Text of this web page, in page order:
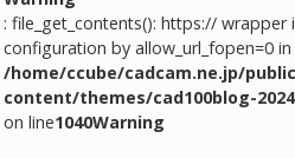
: file_get_contents(): https:// wrapper
configuration by allow_url_fopen=0 in
/home/ccube/cadcam.ne.jp/
content/themes/cad100blog-
on line1040Warning